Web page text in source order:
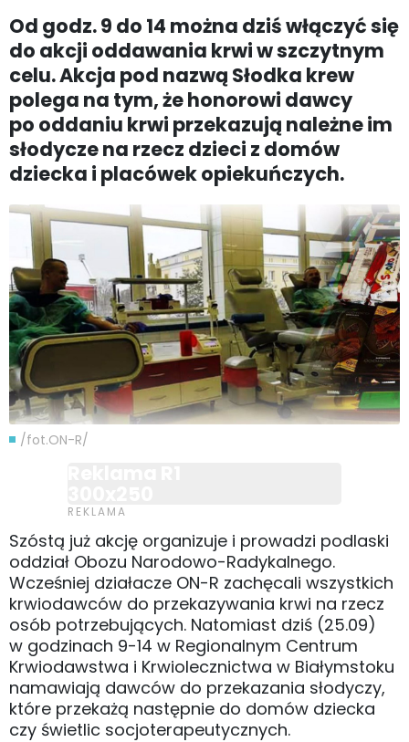
Od godz. 9 do 14 można dziś włączyć się
do akcji oddawania krwi w szczytnym
celu. Akcja pod nazwą Słodka krew
polega na tym, że honorowi dawcy
po oddaniu krwi przekazują należne im
słodycze na rzecz dzieci z domów
dziecka i placówek opiekuńczych.
/fot.ON-R/
Szóstą już akcję organizuje i prowadzi podlaski
oddział Obozu Narodowo-Radykalnego.
Wcześniej działacze ON-R zachęcali wszystkich
krwiodawców do przekazywania krwi na rzecz
osób potrzebujących. Natomiast dziś (25.09)
w godzinach 9-14 w Regionalnym Centrum
Krwiodawstwa i Krwiolecznictwa w Białymstoku
namawiają dawców do przekazania słodyczy,
które przekażą następnie do domów dziecka
czy świetlic socjoterapeutycznych.